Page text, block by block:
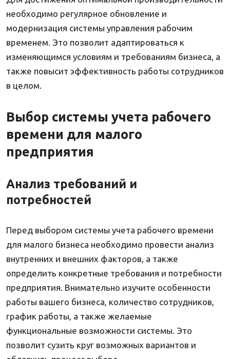
необходимо регулярное обновление и
модернизация системы управления рабочим
временем. Это позволит адаптироваться к
изменяющимся условиям и требованиям бизнеса, а
также повысит эффективность работы сотрудников
в целом.
Выбор системы учета рабочего
времени для малого
предприятия
Анализ требований и
потребностей
Перед выбором системы учета рабочего времени
для малого бизнеса необходимо провести анализ
внутренних и внешних факторов, а также
определить конкретные требования и потребности
предприятия. Внимательно изучите особенности
работы вашего бизнеса, количество сотрудников,
график работы, а также желаемые
функциональные возможности системы. Это
позволит сузить круг возможных вариантов и